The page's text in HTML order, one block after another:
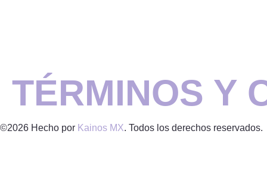
TÉRMINOS Y
©2026 Hecho por Kainos MX. Todos los derechos reservados.